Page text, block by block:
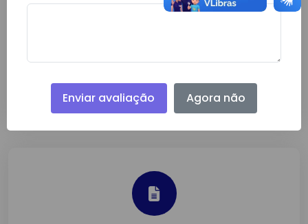
LICITAÇÃO: EDITAL-AVISO-
Detalhes
Enviar avaliação Agora não